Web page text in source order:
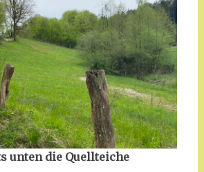
unten die Quellteiche